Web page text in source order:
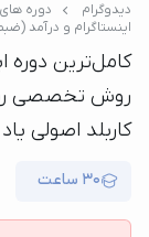
دیدوگرام دوره
اینستاگرام و درآمد (ضبط
کامل‌ترین دوره
کاربلد اصولی
30 ساعت